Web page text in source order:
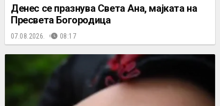
Денес се празнува Света Ана, мајката на
Пресвета Богородица
07.08.2026. 08:17